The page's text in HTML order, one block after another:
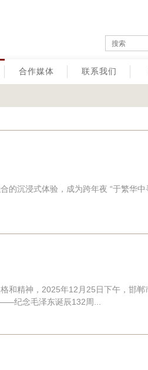
合作媒体 联系我们
沉浸式体验，成为跨年夜 “于繁华中
精神，2025年12月25日下午，邯郸
纪念毛泽东诞辰132周...